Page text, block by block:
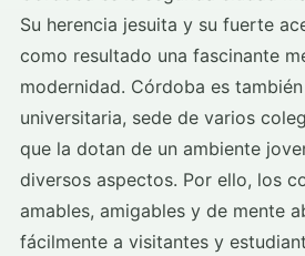
Su herencia jesuita y su fuerte
como resultado una fascinante
modernidad. Córdoba es
universitaria, sede de varios
que la dotan de un ambiente
diversos aspectos. Por ello, los
amables, amigables y de mente
fácilmente a visitantes y